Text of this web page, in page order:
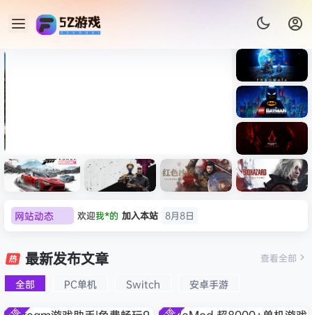
Light ）免安装中文版
《识质存
在/PRAG
MATA》
免安装中
文版
《乐高蝙
蝠侠：黑
暗骑士之
Dark
Creed
拟机
速：地平
线
6（Forza
Horizon
6）免安装
心/Atomi
c
Heart》
文版
n Desert
HYPERVI
SOR）免
9：安魂
Requiem
网站动态 欢迎我*的 加入本站 8月8日
欢迎 有*酱
e******i
欢迎Q*H 加入本站
8月6日
最新发布文章
全部 PC单机 Switch 安卓手游
查看全部